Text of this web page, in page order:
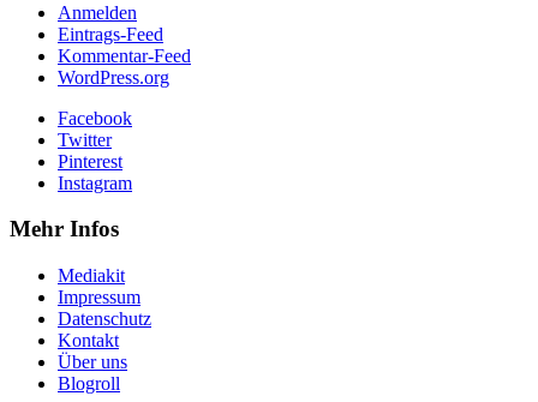
Anmelden
Eintrags-Feed
Kommentar-Feed
WordPress.org
Facebook
Twitter
Pinterest
Instagram
Mehr Infos
Mediakit
Impressum
Datenschutz
Kontakt
Über uns
Blogroll